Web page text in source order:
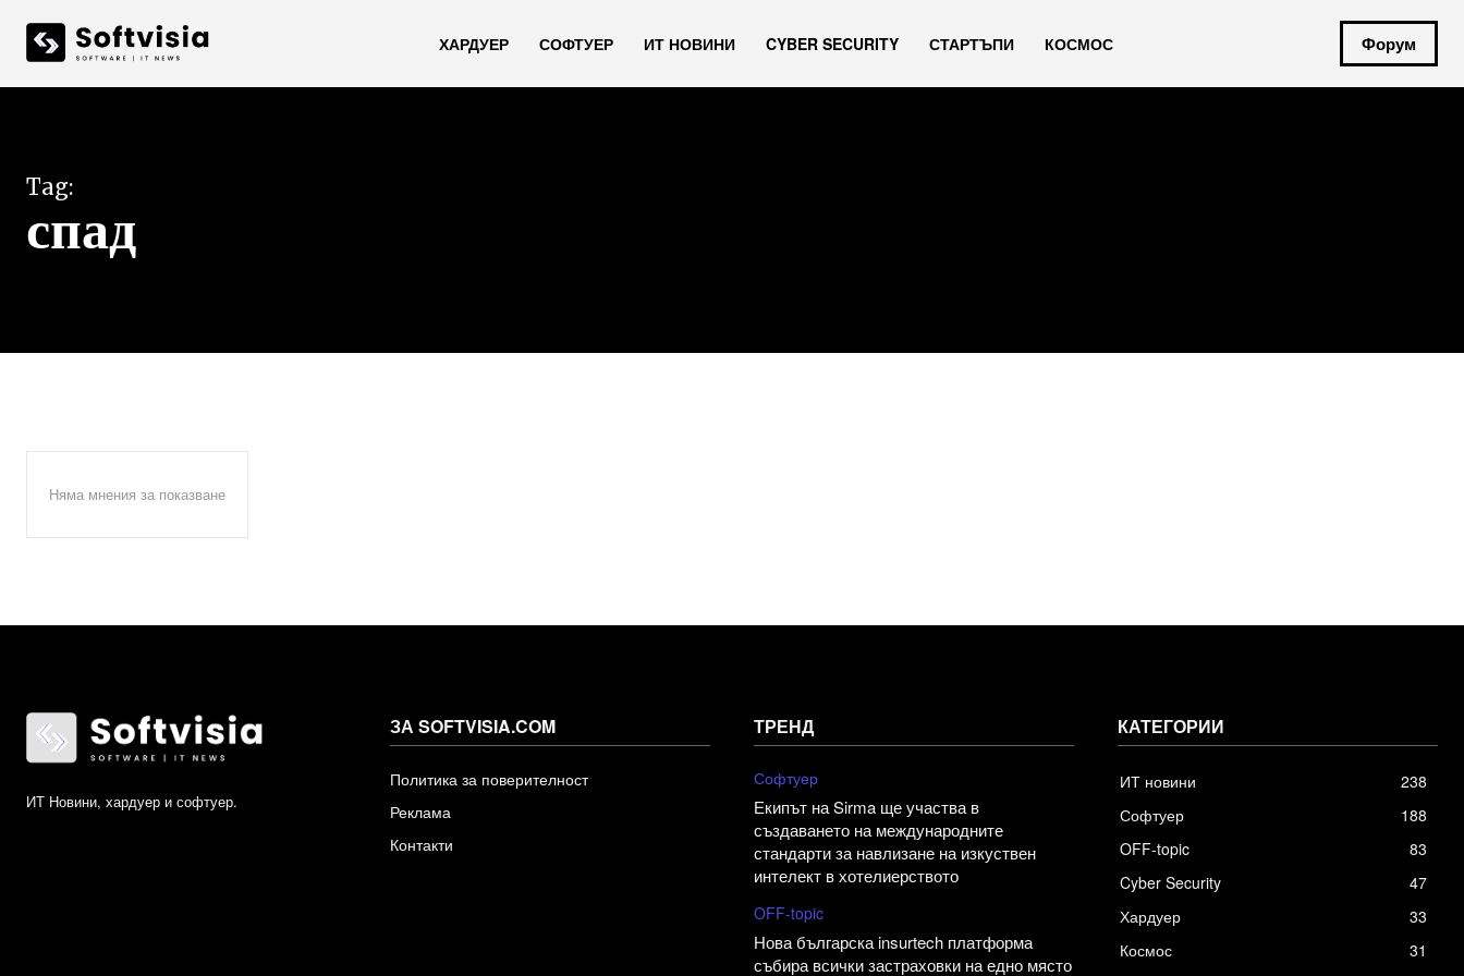
ХАРДУЕР СОФТУЕР ИТ НОВИНИ CYBER SECURITY СТАРТЪПИ КОСМОС Форум
Tag:
спад
Няма мнения за показване
ИТ Новини, хардуер и софтуер.
ЗА SOFTVISIA.COM
Политика за поверителност
Реклама
Контакти
ТРЕНД
Софтуер
Екипът на Sirma ще участва в
създаването на международните
стандарти за навлизане на изкуствен
интелект в хотелиерството
OFF-topic
Нова българска insurtech платформа
събира всички застраховки на едно място
КАТЕГОРИИ
ИТ новини
238
Софтуер
188
OFF-topic
83
Cyber Security
47
Хардуер
33
Космос
31